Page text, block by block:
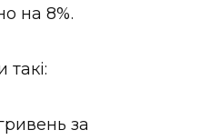
на 8%.
за